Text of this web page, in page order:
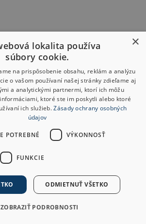
×
lokalita používa
súbory cookie.
na prispôsobenie obsahu, reklám a analýzu
o vašom používaní našej stránky zdieľame aj
a analytickými partnermi, ktorí ich môžu
ktoré ste im poskytli alebo ktoré
ich služieb.Zásady ochrany osobných
údajov
POTREBNÉ VÝKONNOSŤ
FUNKCIE
ODMIETNUŤ VŠETKO
ZOBRAZIŤ PODROBNOSTI